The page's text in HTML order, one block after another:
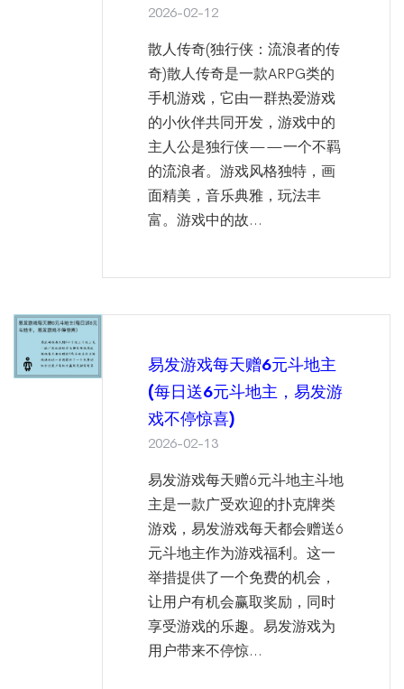
2026-02-12
散人传奇(独行侠：流浪者的传
奇)散人传奇是一款ARPG类的
手机游戏，它由一群热爱游戏
的小伙伴共同开发，游戏中的
主人公是独行侠——一个不羁
的流浪者。游戏风格独特，画
面精美，音乐典雅，玩法丰
富。游戏中的故...
易发游戏每天赠6元斗地主
(每日送6元斗地主，易发游
戏不停惊喜)
2026-02-13
易发游戏每天赠6元斗地主斗地
主是一款广受欢迎的扑克牌类
游戏，易发游戏每天都会赠送6
元斗地主作为游戏福利。这一
举措提供了一个免费的机会，
让用户有机会赢取奖励，同时
享受游戏的乐趣。易发游戏为
用户带来不停惊...